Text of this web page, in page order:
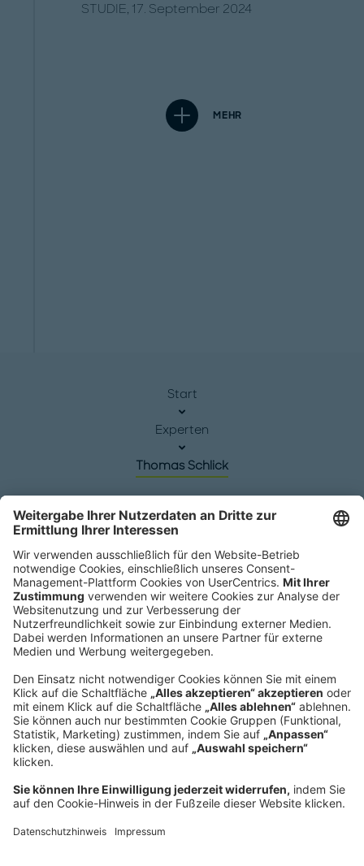
STUDIE, 17. September 2024
MEHR
Start
Experten
Thomas Schlick
Hauptsitz
Roland Berger GmbH
Sederanger 1
80538 München
Deutschland
Fax:
+49 89 9230-8202
Mail:
Senden Sie eine Nachricht
NEWSROOM
IMPRESSUM
HILFE